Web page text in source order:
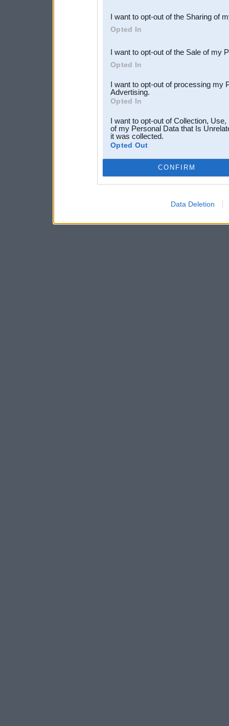
Downstream Participants
third parties.
I want to opt-out of the Sharing of
Opted In
I want to opt-out of the Sale of my
Opted In
I want to opt-out of processing my
Advertising.
Opted In
I want to opt-out of Collection,
of my Personal Data that Is
it was collected.
Opted Out
CONFIRM
Data Deletion